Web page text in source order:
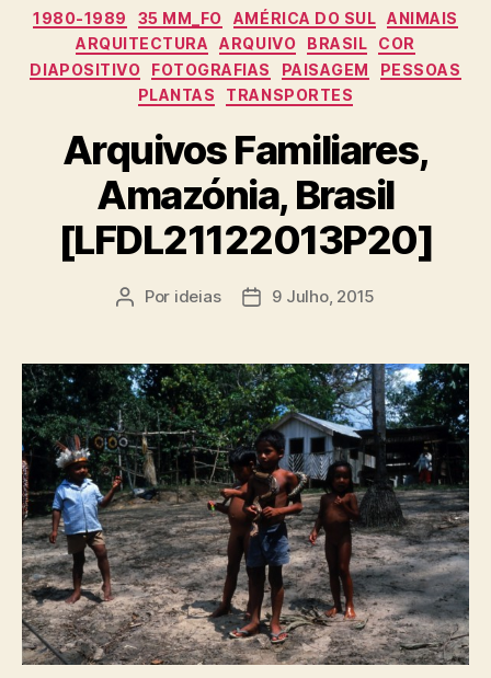
Categorias
1980-1989 35 MM_FO AMÉRICA DO SUL ANIMAIS
ARQUITECTURA
ARQUIVO BRASIL
COR
DIAPOSITIVO
FOTOGRAFIAS PAISAGEM
PESSOAS
PLANTAS
TRANSPORTES
Arquivos Familiares,
Amazónia, Brasil
[LFDL21122013P20]
Autor
Por ideias
Data9 Julho, 2015